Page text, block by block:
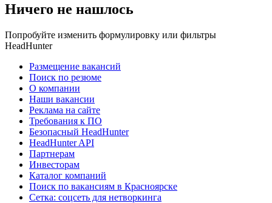
Ничего не нашлось
Попробуйте изменить формулировку или фильтры
HeadHunter
Размещение вакансий
Поиск по резюме
О компании
Наши вакансии
Реклама на сайте
Требования к ПО
Безопасный HeadHunter
HeadHunter API
Партнерам
Инвесторам
Каталог компаний
Поиск по вакансиям в Красноярске
Сетка: соцсеть для нетворкинга